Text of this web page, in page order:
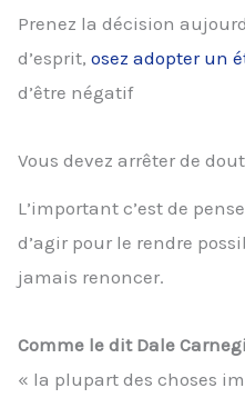
Prenez la décision
d’esprit, osez adopter un
d’être négatif
Vous devez arrêter de
L’important c’est de
d’agir pour le rendre
jamais renoncer.
Comme le dit Dale
« la plupart des choses